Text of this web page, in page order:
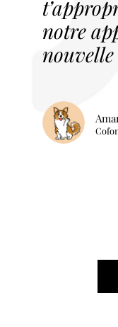
notre